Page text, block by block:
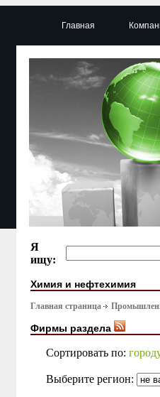
Главная
Я
ищу:
Химия и нефтехимия
Главная страница
Фирмы раздела
Сортировать по:
Выберите регион: